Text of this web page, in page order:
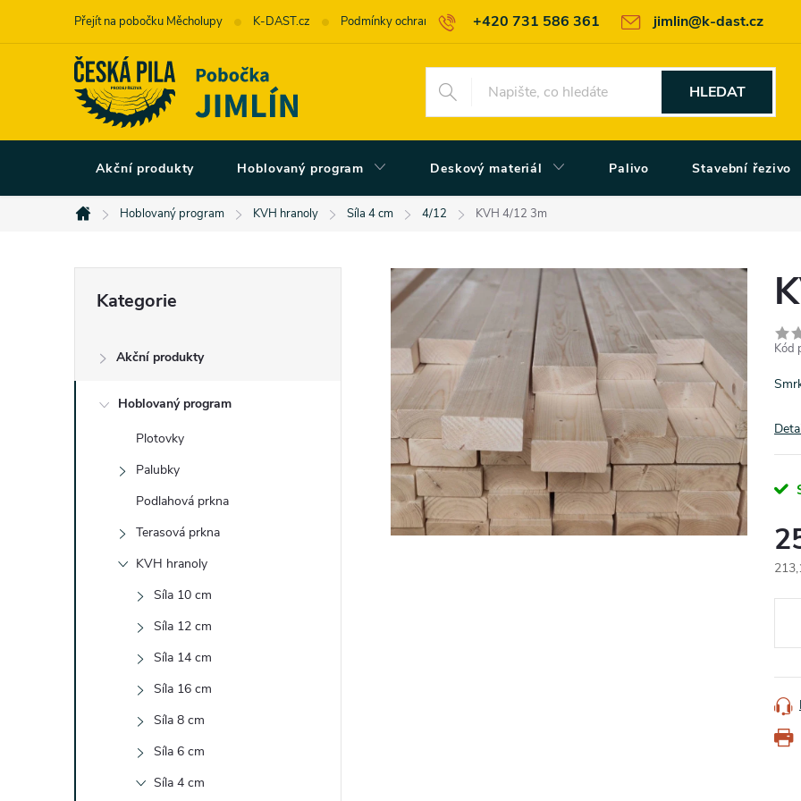
+420 731 586 361 jimlin@k-dast.cz
Přejít na pobočku Měcholupy K-DAST.cz Podmínky ochrany osobních údajů Obchodní podmínky Moje objednávka
HLEDAT
Akční produkty Hoblovaný program Deskový materiál Palivo Stavební řezivo
Domů
Hoblovaný program KVH hranoly Síla 4 cm 4/12 KVH 4/12 3m
s
kategorie
Kategorie
Akční produkty
Hoblovaný program
Plotovky
Palubky
Podlahová prkna
Terasová prkna
KVH hranoly
Síla 10 cm
Síla 12 cm
Síla 14 cm
Síla 16 cm
Síla 8 cm
Síla 6 cm
Síla 4 cm
Kód